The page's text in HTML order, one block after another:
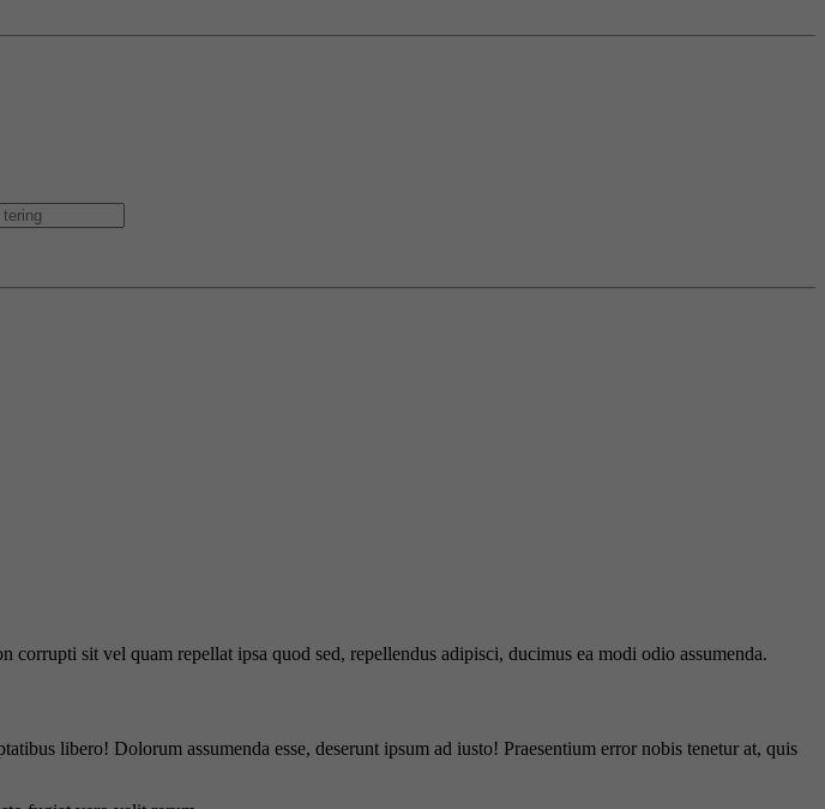
sit vel quam repellat ipsa quod sed, repellendus adipisci, ducimus ea modi odio assumenda.
libero! Dolorum assumenda esse, deserunt ipsum ad iusto! Praesentium error nobis tenetur at, quis